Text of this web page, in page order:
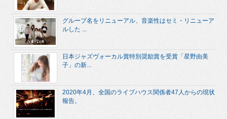
グループ名をリニューアル、音楽性はセミ・リニューア
ルした ...
日本ジャズヴォーカル賞特別奨励賞を受賞「星野由美
子」の新...
2020年4月、全国のライブハウス関係者47人からの現状
報告。